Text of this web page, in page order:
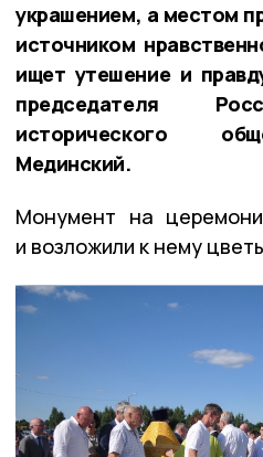
украшением, а местом
источником
ищет утешение и
председателя
исторического
Мединский.
Монумент на
и возложили к нему